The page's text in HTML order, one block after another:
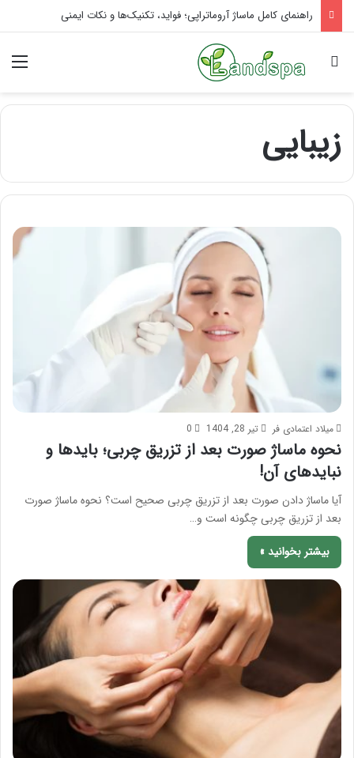
راهنمای کامل ماساژ آروماتراپی؛ فواید، تکنیک‌ها و نکات ایمنی
جستجو برای
زیبایی
میلاد اعتمادی فر تیر 28, 1404 0
نحوه ماساژ صورت بعد از تزریق چربی؛ بایدها و
نبایدهای آن!
آیا ماساژ دادن صورت بعد از تزریق چربی صحیح است؟ نحوه ماساژ صورت
بعد از تزریق چربی چگونه است و…
بیشتر بخوانید »